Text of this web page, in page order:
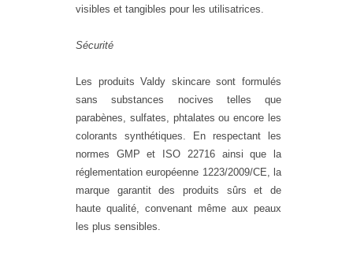
visibles et tangibles pour les utilisatrices.
Sécurité
Les produits Valdy skincare sont formulés
sans substances nocives telles que
parabènes, sulfates, phtalates ou encore les
colorants synthétiques. En respectant les
normes GMP et ISO 22716 ainsi que la
réglementation européenne 1223/2009/CE, la
marque garantit des produits sûrs et de
haute qualité, convenant même aux peaux
les plus sensibles.